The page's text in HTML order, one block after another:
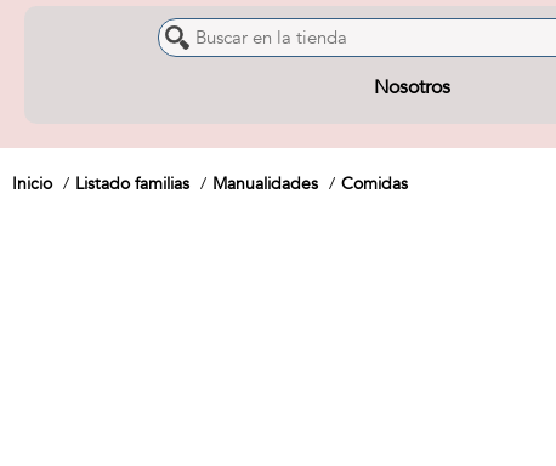
Nosotros
Inicio Listado familias Manualidades Comidas